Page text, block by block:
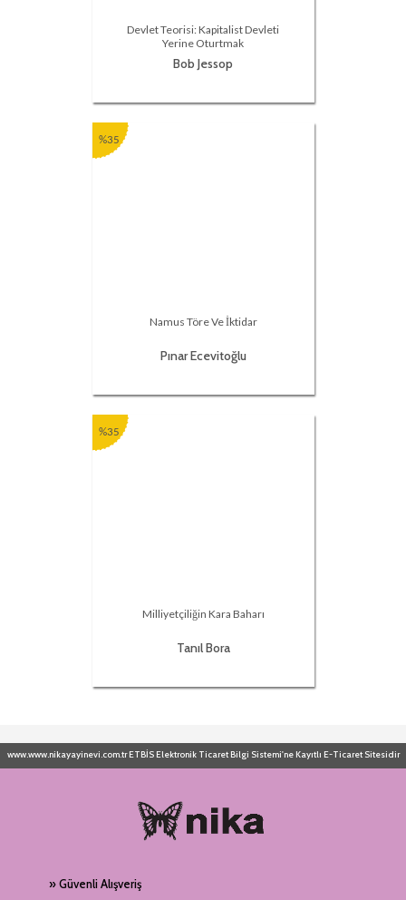
Devlet Teorisi: Kapitalist Devleti
Yerine Oturtmak
Bob Jessop
%35
Namus Töre Ve İktidar
Pınar Ecevitoğlu
%35
Milliyetçiliğin Kara Baharı
Tanıl Bora
www.www.nikayayinevi.com.tr ETBİS Elektronik Ticaret Bilgi Sistemi'ne Kayıtlı E-Ticaret Sitesidir
» Güvenli Alışveriş